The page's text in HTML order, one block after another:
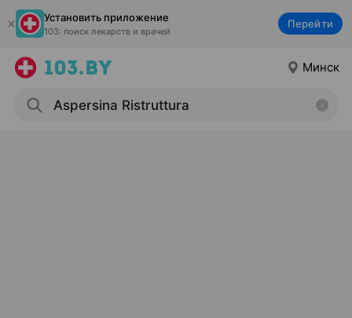
Установить приложение
103: поиск лекарств и врачей
Перейти
Минск